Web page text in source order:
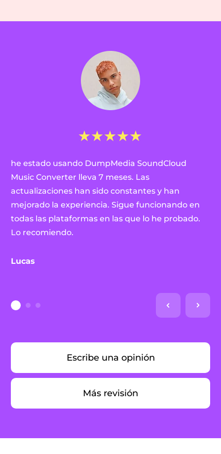
he estado usando DumpMedia SoundCloud
Music Converter lleva 7 meses. Las
actualizaciones han sido constantes y han
mejorado la experiencia. Sigue funcionando en
todas las plataformas en las que lo he probado.
Lo recomiendo.
Lucas
Escribe una opinión
Más revisión